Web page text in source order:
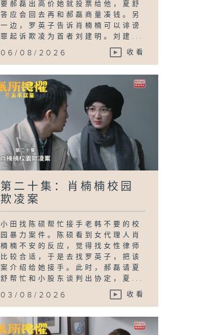
要郝磊出高价她就投票给他，夏舒
答应会回去再和郝磊商量凑钱。另
一边，罗英子告诉肖楠楠可以诽谤
罪起诉欺凌为首者刘建明。刘建...
06/08/2026 收看
第二十集：肖楠楠校园
欺凌案
小田找陈硕帮忙接手老韩不要的校
园暴力案件。陈硕看到女代理人肖
楠楠不安的反应，觉得找女性律师
比较合适，于是去找罗英子，把该
案介绍给她接手。此时，郝磊请夏
舒帮忙和小股东谈判出协定，夏...
03/08/2026 收看